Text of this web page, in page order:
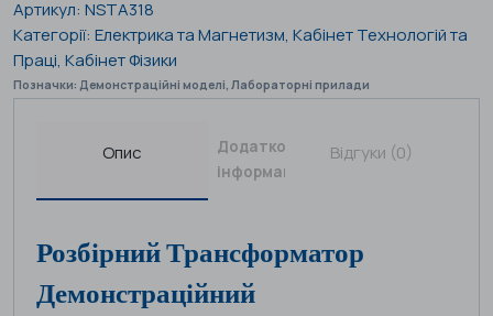
Артикул: NSTA318
Категорії: Електрика та Магнетизм, Кабінет Технологій та
Праці, Кабінет Фізики
Позначки: Демонстраційні моделі Лабораторні прилади
Опис
Додаткова
інформація
Відгуки (0)
Розбірний Трансформатор
Демонстраційний